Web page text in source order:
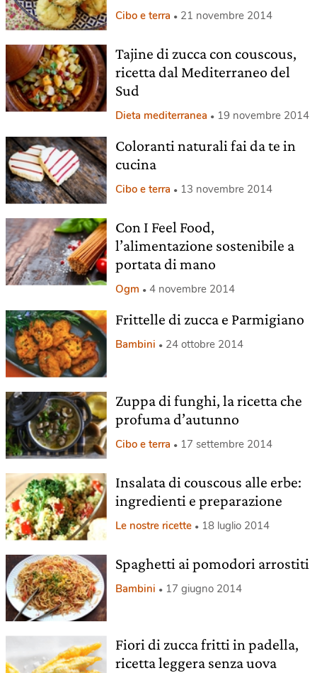
Cibo e terra 21 novembre 2014
Tajine di zucca con couscous,
ricetta dal Mediterraneo del
Sud
Dieta mediterranea 19 novembre 2014
Coloranti naturali fai da te in
cucina
Cibo e terra 13 novembre 2014
Con I Feel Food,
l’alimentazione sostenibile a
portata di mano
Ogm 4 novembre 2014
Frittelle di zucca e Parmigiano
Bambini 24 ottobre 2014
Zuppa di funghi, la ricetta che
profuma d’autunno
Cibo e terra 17 settembre 2014
Insalata di couscous alle erbe:
ingredienti e preparazione
Le nostre ricette 18 luglio 2014
Spaghetti ai pomodori arrostiti
Bambini 17 giugno 2014
Fiori di zucca fritti in padella,
ricetta leggera senza uova